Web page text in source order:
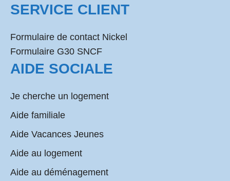
SERVICE CLIENT
Formulaire de contact Nickel
Formulaire G30 SNCF
AIDE SOCIALE
Je cherche un logement
Aide familiale
Aide Vacances Jeunes
Aide au logement
Aide au déménagement